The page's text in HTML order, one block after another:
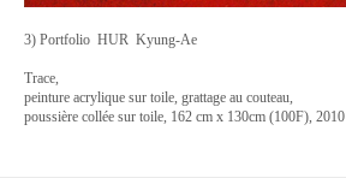
3) Portfolio HUR Kyung-Ae
Trace,
peinture acrylique sur toile, grattage au couteau,
poussière collée sur toile, 162 cm x 130cm (100F), 2010